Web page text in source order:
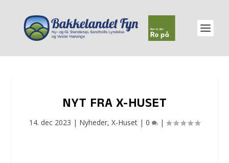
NYT FRA X-HUSET
14. dec 2023 | Nyheder, X-Huset | 0 |